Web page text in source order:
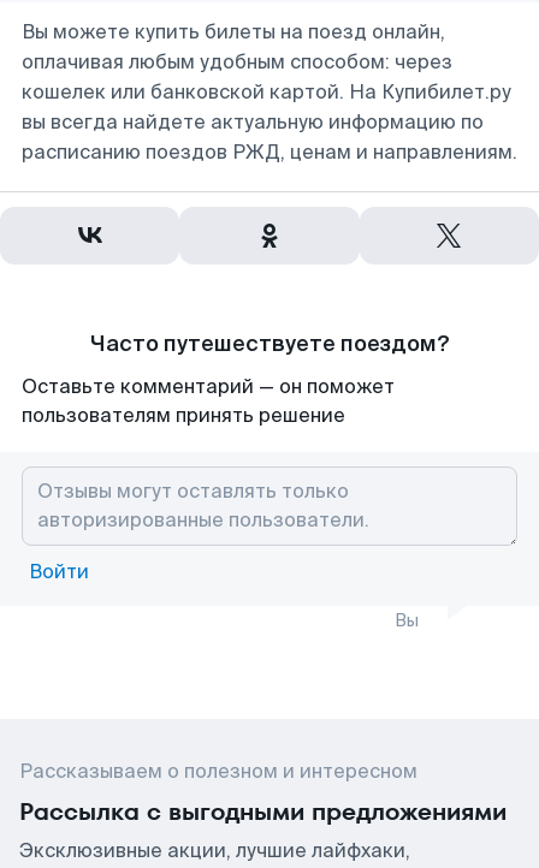
Вы можете купить билеты на поезд онлайн,
оплачивая любым удобным способом: через
кошелек или банковской картой. На Купибилет.ру
вы всегда найдете актуальную информацию по
расписанию поездов РЖД, ценам и направлениям.
Часто путешествуете поездом?
Оставьте комментарий — он поможет
пользователям принять решение
Войти
Вы
Рассказываем о полезном и интересном
Рассылка с выгодными предложениями
Эксклюзивные акции, лучшие лайфхаки,